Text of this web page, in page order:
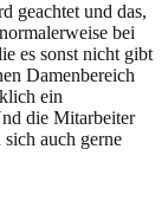
geachtet und das,
bei
es sonst nicht gibt
Damenbereich
ein
die Mitarbeiter
auch gerne